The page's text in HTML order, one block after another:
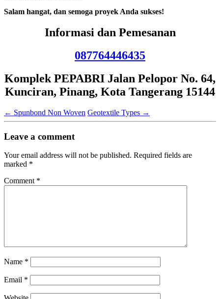
Salam hangat, dan semoga proyek Anda sukses!
Informasi dan Pemesanan
087764446435
Komplek PEPABRI Jalan Pelopor No. 64,
Kunciran, Pinang, Kota Tangerang 15144
← Spunbond Non Woven Geotextile Types →
Leave a comment
Your email address will not be published. Required fields are
marked *
Comment *
Name *
Email *